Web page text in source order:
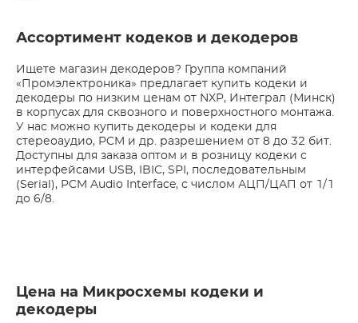
Ассортимент кодеков и декодеров
Ищете магазин декодеров? Группа компаний
«Промэлектроника» предлагает купить кодеки и
декодеры по низким ценам от NXP, Интеграл (Минск)
в корпусах для сквозного и поверхностного монтажа.
У нас можно купить декодеры и кодеки для
стереоаудио, PCM и др. разрешением от 8 до 32 бит.
Доступны для заказа оптом и в розницу кодеки с
интерфейсами USB, IBIC, SPI, последовательным
(Serial), PCM Audio Interface, с числом АЦП/ЦАП от 1/1
до 6/8.
Цена на Микросхемы кодеки и
декодеры